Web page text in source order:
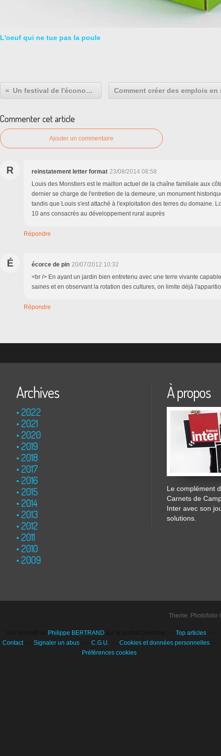
L'oeuf qui ne tue pas la poule
Un festival de l'économie
Commenter cet article
Ajouter un commentaire
R reinstatement letter format 23/08/2014 08:58
Louis des Monstiers est le maillon actuel de la chaîne familiale aux
dernier se charge de l'entretien de la demeure, un monument
tandis que Louis s'est attaché à l'exploitation des terres du domaine.
10 ans consacrés au développement rural auprès
Répondre
É écorce de pin 20/07/2012 10:32
<br /> En ayant un jardin bien entretenu avec une terre vivante
saines et en observant la rotation des cultures, on limite déjà
Répondre
Archives
2022
2021
2020
2019
2018
2017
2016
2015
2014
2013
2012
2011
2010
2009
À propos
Le complément
Carnets de
Inter avec son
solutions.
Theme:
Philippe BERTRAND
Top articles
Contact
Signaler un abus C.G.U.
Cookies et données personnelles
Préférences cookies